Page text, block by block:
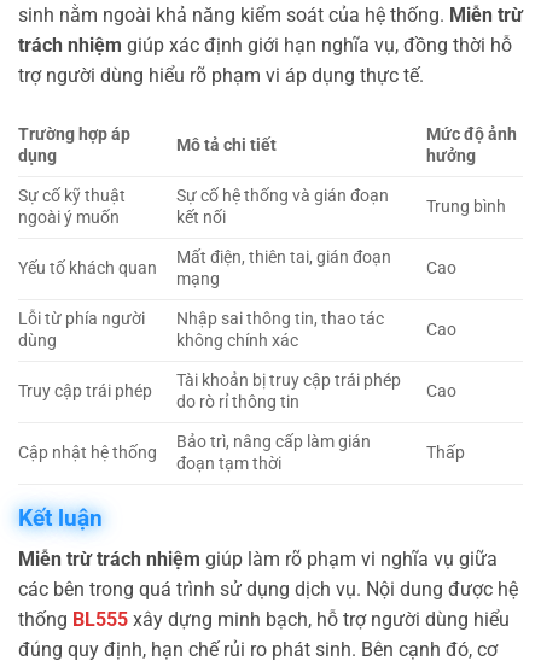
sinh nằm ngoài khả năng kiểm soát của hệ thống. Miễn trừ
trách nhiệm giúp xác định giới hạn nghĩa vụ, đồng thời hỗ
trợ người dùng hiểu rõ phạm vi áp dụng thực tế.
Trường hợp áp
dụng
Mô tả chi tiết
Mức độ ảnh
hưởng
Sự cố kỹ thuật
ngoài ý muốn
Sự cố hệ thống và gián đoạn
kết nối
Trung bình
Yếu tố khách quan
Mất điện, thiên tai, gián đoạn
mạng
Cao
Lỗi từ phía người
dùng
Nhập sai thông tin, thao tác
không chính xác
Cao
Truy cập trái phép
Tài khoản bị truy cập trái phép
do rò rỉ thông tin
Cao
Cập nhật hệ thống
Bảo trì, nâng cấp làm gián
đoạn tạm thời
Thấp
Kết luận
Miễn trừ trách nhiệm giúp làm rõ phạm vi nghĩa vụ giữa
các bên trong quá trình sử dụng dịch vụ. Nội dung được hệ
thống BL555 xây dựng minh bạch, hỗ trợ người dùng hiểu
đúng quy định, hạn chế rủi ro phát sinh. Bên cạnh đó, cơ